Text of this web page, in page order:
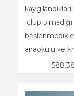
olup
anaokulu ve